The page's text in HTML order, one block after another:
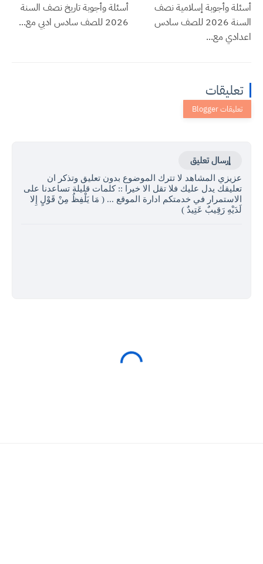
أسئلة وأجوبة إسلامية نصف
السنة 2026 للصف سادس
اعدادي مع...
أسئلة وأجوبة تاريخ نصف السنة
2026 للصف سادس ادبي مع...
تعليقات
إرسال تعليق
عزيزي المشاهد لا تترك الموضوع بدون تعليق وتذكر ان
تعليقك يدل عليك فلا تقل الا خيرا :: كلمات قليلة تساعدنا على
الاستمرار في خدمتكم ادارة الموقع ... ( مَا يَلْفِظُ مِنْ قَوْلٍ إِلا
لَدَيْهِ رَقِيبٌ عَتِيدٌ )